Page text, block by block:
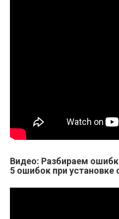
Видео: Разбираем
5 ошибок при установке